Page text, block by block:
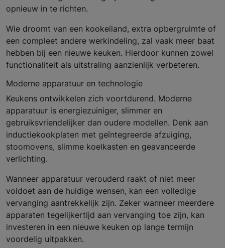
opnieuw in te richten.
Wie droomt van een kookeiland, extra opbergruimte of
een compleet andere werkindeling, zal vaak meer baat
hebben bij een nieuwe keuken. Hierdoor kunnen zowel
functionaliteit als uitstraling aanzienlijk verbeteren.
Moderne apparatuur en technologie
Keukens ontwikkelen zich voortdurend. Moderne
apparatuur is energiezuiniger, slimmer en
gebruiksvriendelijker dan oudere modellen. Denk aan
inductiekookplaten met geïntegreerde afzuiging,
stoomovens, slimme koelkasten en geavanceerde
verlichting.
Wanneer apparatuur verouderd raakt of niet meer
voldoet aan de huidige wensen, kan een volledige
vervanging aantrekkelijk zijn. Zeker wanneer meerdere
apparaten tegelijkertijd aan vervanging toe zijn, kan
investeren in een nieuwe keuken op lange termijn
voordelig uitpakken.